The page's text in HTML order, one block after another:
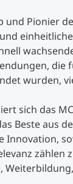
Pionier
wurden,
sich das
Beste aus
zählen